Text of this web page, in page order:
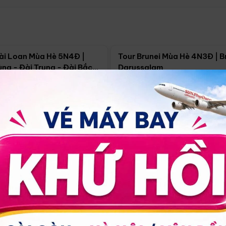
Loan Mùa Hè 5N4Đ |
- Đài Trung - Đài Bắc
18/09
Tour Brunei Mùa Hè 4N3Đ |
Darussalam
Hồ Chí Minh 4N3Đ
30/08 17/09 24/09
14.499.000đ Xem chi